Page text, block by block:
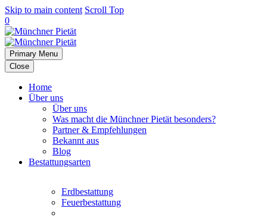
Skip to main content Scroll Top
0
Primary Menu
Close
Home
Über uns
Über uns
Was macht die Münchner Pietät besonders?
Partner & Empfehlungen
Bekannt aus
Blog
Bestattungsarten
Erdbestattung
Feuerbestattung